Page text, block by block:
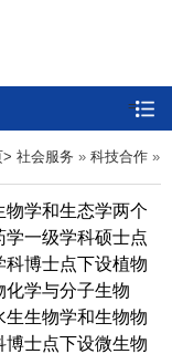
=
> 社会服务 » 科技合作 »
学和生态学两个
一级学科硕士点
科博士点下设植物
化学与分子生物
生物学和生物物
士点下设微生物